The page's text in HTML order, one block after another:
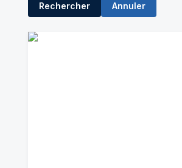
Rechercher Annuler